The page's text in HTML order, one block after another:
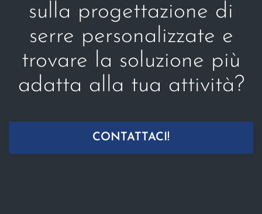
sulla progettazione di
serre personalizzate e
trovare la soluzione più
adatta alla tua attività?
CONTATTACI!